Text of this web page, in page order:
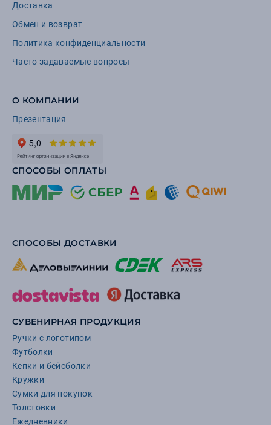
Доставка
Обмен и возврат
Политика конфиденциальности
Часто задаваемые вопросы
О КОМПАНИИ
Презентация
СПОСОБЫ ОПЛАТЫ
СПОСОБЫ ДОСТАВКИ
СУВЕНИРНАЯ ПРОДУКЦИЯ
Ручки с логотипом
Футболки
Кепки и бейсболки
Кружки
Сумки для покупок
Толстовки
Ежедневники